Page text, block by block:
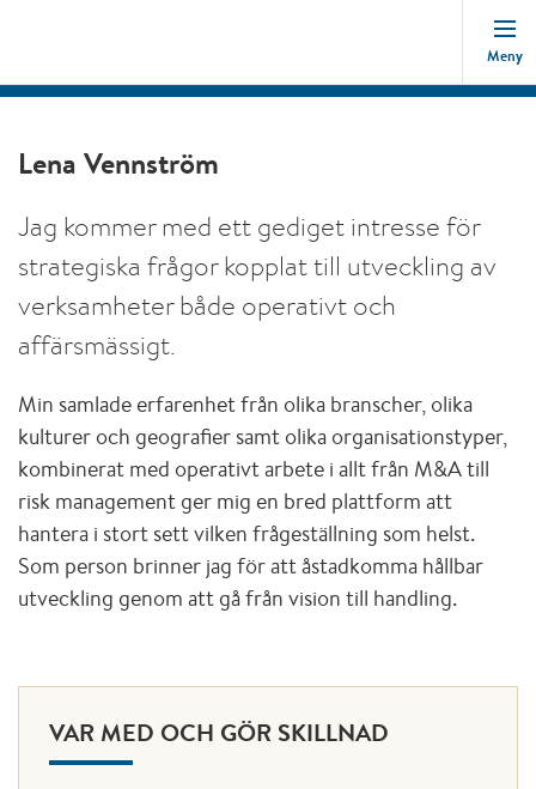
Meny
Lena Vennström
Jag kommer med ett gediget intresse för
strategiska frågor kopplat till utveckling av
verksamheter både operativt och
affärsmässigt.
Min samlade erfarenhet från olika branscher, olika
kulturer och geografier samt olika organisationstyper,
kombinerat med operativt arbete i allt från M&A till
risk management ger mig en bred plattform att
hantera i stort sett vilken frågeställning som helst.
Som person brinner jag för att åstadkomma hållbar
utveckling genom att gå från vision till handling.
VAR MED OCH GÖR SKILLNAD